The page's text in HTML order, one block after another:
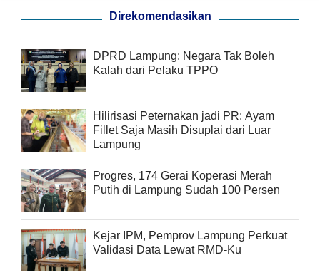
Direkomendasikan
DPRD Lampung: Negara Tak Boleh
Kalah dari Pelaku TPPO
Hilirisasi Peternakan jadi PR: Ayam
Fillet Saja Masih Disuplai dari Luar
Lampung
Progres, 174 Gerai Koperasi Merah
Putih di Lampung Sudah 100 Persen
Kejar IPM, Pemprov Lampung Perkuat
Validasi Data Lewat RMD-Ku